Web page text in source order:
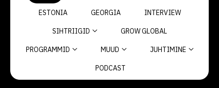
ESTONIA GEORGIA INTERVIEW
SIHTRIIGID GROW GLOBAL
PROGRAMMID MUUD JUHTIMINE
PODCAST